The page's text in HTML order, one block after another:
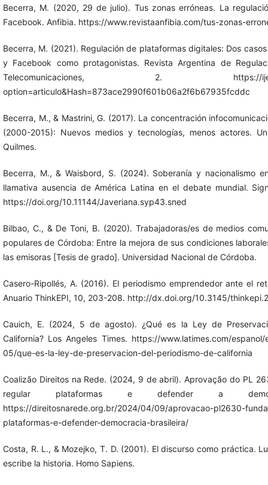
Becerra, M. (2020, 29 de julio). Tus zonas erróneas. La
Facebook. Anfibia. https://www.revistaanfibia.com/tus-zonas-
Becerra, M. (2021). Regulación de plataformas digitales: Dos
y Facebook como protagonistas. Revista Argentina de
Telecomunicaciones, 2. https://
option=articulo&Hash=873ace2990f601b06a2f6b67935fcddc
Becerra, M., & Mastrini, G. (2017). La concentración
(2000-2015): Nuevos medios y tecnologías, menos actores.
Quilmes.
Becerra, M., & Waisbord, S. (2024). Soberanía y nacionalismo
llamativa ausencia de América Latina en el debate mundial.
https://doi.org/10.11144/Javeriana.syp43.sned
Bilbao, C., & De Toni, B. (2020). Trabajadoras/es de medios
populares de Córdoba: Entre la mejora de sus condiciones
las emisoras [Tesis de grado]. Universidad Nacional de Córdoba.
Casero-Ripollés, A. (2016). El periodismo emprendedor ante el
Anuario ThinkEPI, 10, 203-208. http://dx.doi.org/10.3145/
Cauich, E. (2024, 5 de agosto). ¿Qué es la Ley de
California? Los Angeles Times. https://www.latimes.com/
05/que-es-la-ley-de-preservacion-del-periodismo-de-california
Coalizão Direitos na Rede. (2024, 9 de abril). Aprovação do PL
regular plataformas e defender a
https://direitosnarede.org.br/2024/04/09/aprovacao-pl2630-
plataformas-e-defender-democracia-brasileira/
Costa, R. L., & Mozejko, T. D. (2001). El discurso como práctica.
escribe la historia. Homo Sapiens.